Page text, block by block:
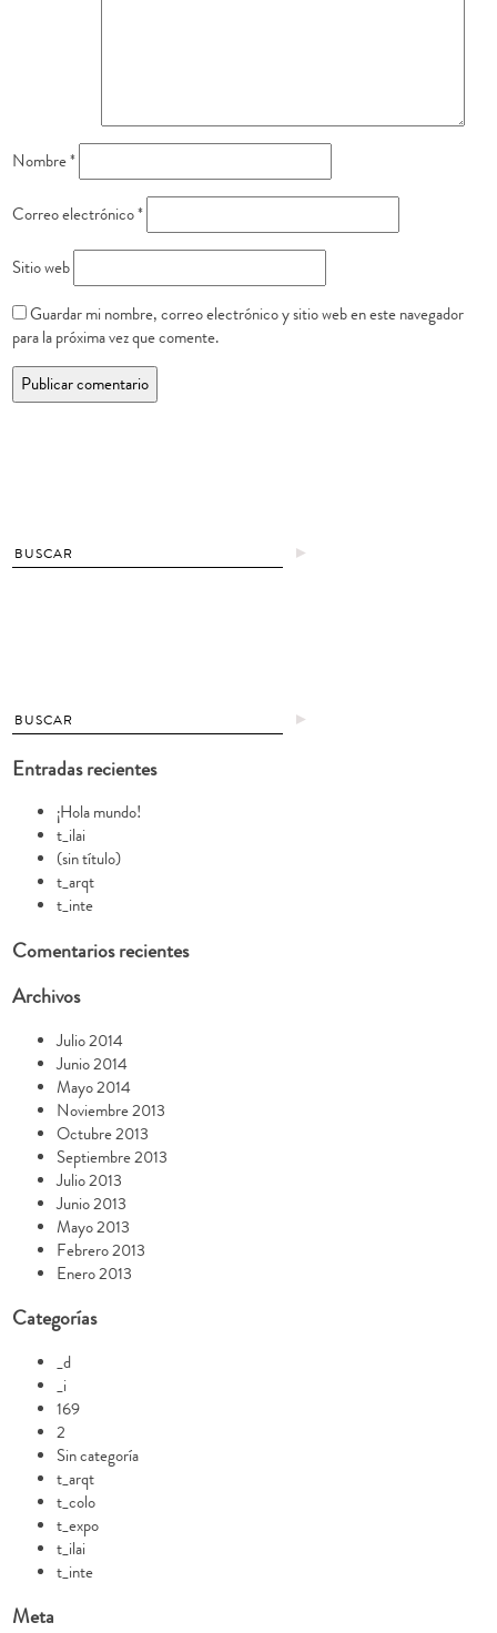
Nombre*
Correo electrónico*
Sitio web
Guardar mi nombre, correo electrónico y sitio web en este navegador
para la próxima vez que comente.
►
►
Entradas recientes
¡Hola mundo!
t_ilai
(sin título)
t_arqt
t_inte
Comentarios recientes
Archivos
Julio 2014
Junio 2014
Mayo 2014
Noviembre 2013
Octubre 2013
Septiembre 2013
Julio 2013
Junio 2013
Mayo 2013
Febrero 2013
Enero 2013
Categorías
_d
_i
169
2
Sin categoría
t_arqt
t_colo
t_expo
t_ilai
t_inte
Meta